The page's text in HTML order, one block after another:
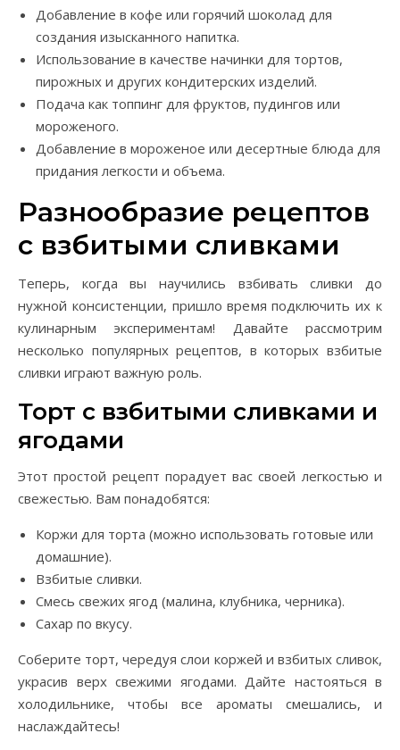
Добавление в кофе или горячий шоколад для
создания изысканного напитка.
Использование в качестве начинки для тортов,
пирожных и других кондитерских изделий.
Подача как топпинг для фруктов, пудингов или
мороженого.
Добавление в мороженое или десертные блюда для
придания легкости и объема.
Разнообразие рецептов
с взбитыми сливками
Теперь, когда вы научились взбивать сливки до
нужной консистенции, пришло время подключить их к
кулинарным экспериментам! Давайте рассмотрим
несколько популярных рецептов, в которых взбитые
сливки играют важную роль.
Торт с взбитыми сливками и
ягодами
Этот простой рецепт порадует вас своей легкостью и
свежестью. Вам понадобятся:
Коржи для торта (можно использовать готовые или
домашние).
Взбитые сливки.
Смесь свежих ягод (малина, клубника, черника).
Сахар по вкусу.
Соберите торт, чередуя слои коржей и взбитых сливок,
украсив верх свежими ягодами. Дайте настояться в
холодильнике, чтобы все ароматы смешались, и
наслаждайтесь!